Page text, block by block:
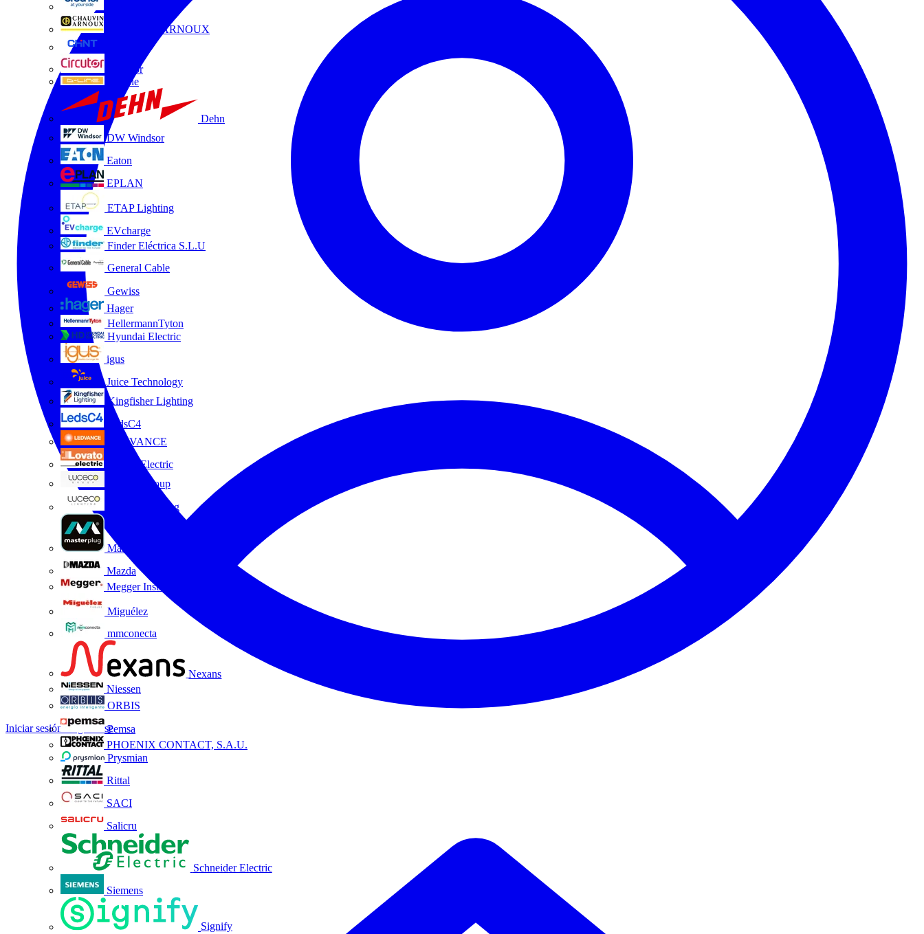
CHAUVIN ARNOUX
Circutor
D-Line
Dehn
DW Windsor
Eaton
EPLAN
ETAP Lighting
EVcharge
Finder Eléctrica S.L.U
General Cable
Gewiss
Hager
HellermannTyton
Hyundai Electric
igus
Juice Technology
Kingfisher Lighting
LedsC4
LEDVANCE
Lovato Electric
Luceco Group
Luceco Lighting
Masterplug
Mazda
Megger Instruments S.L.
Miguélez
mmconecta
Nexans
Niessen
ORBIS
Pemsa
PHOENIX CONTACT, S.A.U.
Prysmian
Rittal
SACI
Salicru
Schneider Electric
Siemens
Signify
Iniciar sesiónRegistrarse